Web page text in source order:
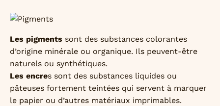
Les pigments sont des substances colorantes
d’origine minérale ou organique. Ils peuvent-être
naturels ou synthétiques.
Les encres sont des substances liquides ou
pâteuses fortement teintées qui servent à marquer
le papier ou d’autres matériaux imprimables.